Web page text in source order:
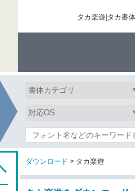
タカ楽遊|タカ書
ダウンロード > タカ楽遊